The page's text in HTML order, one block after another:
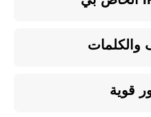
والكلمات
قوية